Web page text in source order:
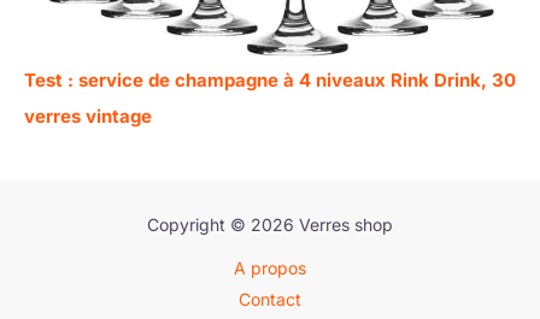
Test : service de champagne à 4 niveaux Rink Drink, 30
verres vintage
Copyright © 2026 Verres shop
A propos
Contact